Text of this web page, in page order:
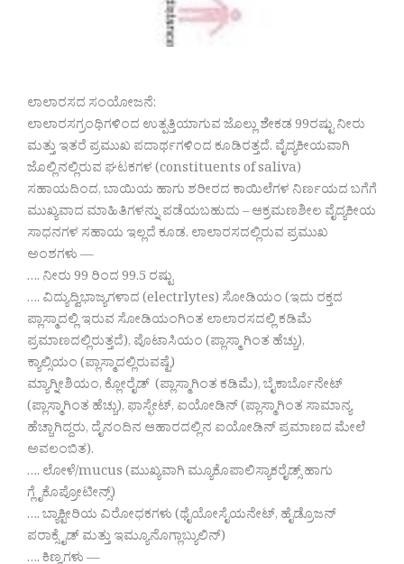
ಲಾಲಾರಸದ ಸಂಯೋಜನೆ:
ಲಾಲಾರಸಗ್ರಂಥಿಗಳಿಂದ ಉತ್ಪತ್ತಿಯಾಗುವ ಜೊಲ್ಲು ಶೇಕಡ 99ರಷ್ಟು ನೀರು
ಮತ್ತು ಇತರೆ ಪ್ರಮುಖ ಪದಾರ್ಥಗಳಿಂದ ಕೂಡಿರತ್ತದೆ. ವೈದ್ಯಕೀಯವಾಗಿ
ಜೊಲ್ಲಿನಲ್ಲಿರುವ ಘಟಕಗಳ (constituents of saliva)
ಸಹಾಯದಿಂದ, ಬಾಯಿಯ ಹಾಗು ಶರೀರದ ಕಾಯಿಲೆಗಳ ನಿರ್ಣಯದ ಬಗೆಗೆ
ಮುಖ್ಯವಾದ ಮಾಹಿತಿಗಳನ್ನು ಪಡೆಯಬಹುದು – ಆಕ್ರಮಣಶೀಲ ವೈದ್ಯಕೀಯ
ಸಾಧನಗಳ ಸಹಾಯ ಇಲ್ಲದೆ ಕೂಡ. ಲಾಲಾರಸದಲ್ಲಿರುವ ಪ್ರಮುಖ
ಅಂಶಗಳು —
…. ನೀರು 99 ರಿಂದ 99.5 ರಷ್ಟು
…. ವಿದ್ಯುದ್ವಿಭಾಜ್ಯಗಳಾದ (electrlytes) ಸೋಡಿಯಂ (ಇದು ರಕ್ತದ
ಪ್ಲಾಸ್ಮಾದಲ್ಲಿ ಇರುವ ಸೋಡಿಯಂಗಿಂತ ಲಾಲಾರಸದಲ್ಲಿ ಕಡಿಮೆ
ಪ್ರಮಾಣದಲ್ಲಿರುತ್ತದೆ), ಪೊಟಾಸಿಯಂ (ಪ್ಲಾಸ್ಮಾ ಗಿಂತ ಹೆಚ್ಚು),
ಕ್ಯಾಲ್ಸಿಯಂ (ಪ್ಲಾಸ್ಮಾದಲ್ಲಿರುವಷ್ಟೆ)
ಮ್ಯಾಗ್ನೀಶಿಯಂ, ಕ್ಲೋರೈಡ್ (ಪ್ಲಾಸ್ಮಾಗಿಂತ ಕಡಿಮೆ), ಬೈಕಾರ್ಬೊನೇಟ್
(ಪ್ಲಾಸ್ಮಾಗಿಂತ ಹೆಚ್ಚು), ಫಾಸ್ಫೇಟ್, ಐಯೋಡಿನ್ (ಪ್ಲಾಸ್ಮಾಗಿಂತ ಸಾಮಾನ್ಯ
ಹೆಚ್ಚಾಗಿದ್ದರು, ದೈನಂದಿನ ಆಹಾರದಲ್ಲಿನ ಐಯೋಡಿನ್ ಪ್ರಮಾಣದ ಮೇಲೆ
ಅವಲಂಬಿತ).
…. ಲೋಳೆ/mucus (ಮುಖ್ಯವಾಗಿ ಮ್ಯೂಕೊಪಾಲಿಸ್ಯಾಕರೈಡ್ಸ್ ಹಾಗು
ಗ್ಲೈಕೊಪ್ರೋಟೀನ್ಸ್)
…. ಬ್ಯಾಕ್ಟೀರಿಯ ವಿರೋಧಕಗಳು (ಥೈಯೋಸೈಯನೇಟ್, ಹೈಡ್ರೊಜನ್
ಪರಾಕ್ಸೈಡ್ ಮತ್ತು ಇಮ್ಯೂನೊಗ್ಲಾಬ್ಯುಲಿನ್)